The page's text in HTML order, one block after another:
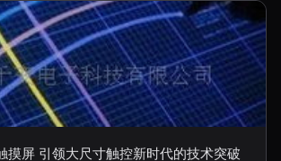
摸屏 引领大尺寸触控新时代的技术突破